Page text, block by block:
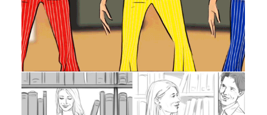
Estadísticas
Para que
podamos
mejorar la
funcionalidad
y estructura
de la web, en
base a cómo
se usa la
web. So that
we can
improve the
functionality